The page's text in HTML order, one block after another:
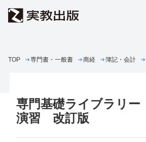
高校教科書・副
会社案内
TOP 専門書・一般書 商経 簿記・会計
専門基礎ライブラリ
演習 改訂版